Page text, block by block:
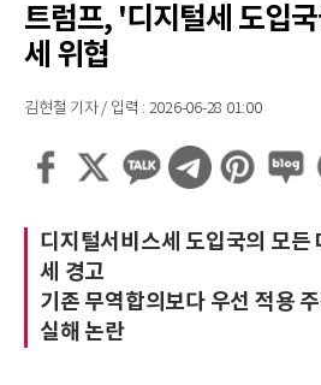
트럼프, '디지털세 도입
세 위협
김현철 기자 / 입력 : 2026-06-28 01:00
디지털서비스세 도입국의 모든
세 경고
기존 무역합의보다 우선 적용
실해 논란